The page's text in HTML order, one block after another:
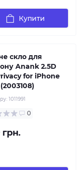
Купити
скло для
Anank 2.5D
for iPhone
1011991
0
грн.